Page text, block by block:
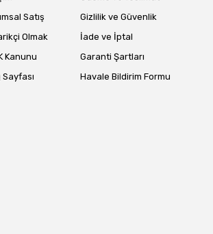
Satış
Olmak
Kanunu
Sayfası
Gizlilik ve Güvenlik
İade ve İptal
Garanti Şartları
Havale Bildirim Formu